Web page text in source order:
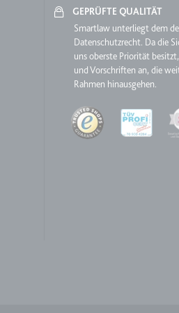
Nutzer mit eingebetteten Inhalten zu
GEPRÜFTE QUALITÄT
Smartlaw unterliegt dem
Datenschutzrecht. Da die
uns oberste Priorität
und Vorschriften an, die
Rahmen hinausgehen.
Quality